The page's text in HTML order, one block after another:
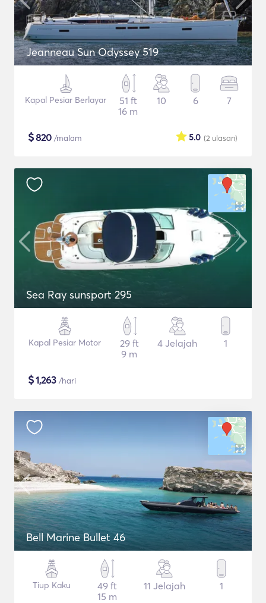
Jeanneau Sun Odyssey 519
Kapal Pesiar Berlayar
51 ft
16 m
10 6 7
$820 /malam (2 ulasan)
5.0
Sea Ray sunsport 295
Kapal Pesiar Motor
29 ft
9 m
4 Jelajah 1
$1,263 /hari
Bell Marine Bullet 46
Tiup Kaku
49 ft
15 m
11 Jelajah 1